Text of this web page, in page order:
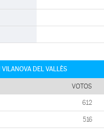
DEL VALLÈS
VOTOS
612
516